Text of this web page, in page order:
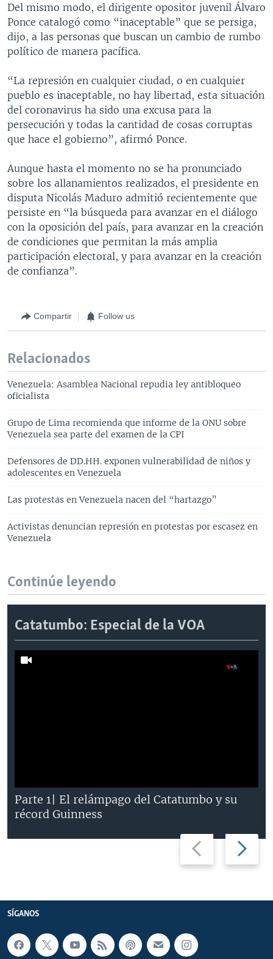
Del mismo modo, el dirigente opositor juvenil Álvaro
Ponce catalogó como “inaceptable” que se persiga,
dijo, a las personas que buscan un cambio de rumbo
político de manera pacífica.
“La represión en cualquier ciudad, o en cualquier
pueblo es inaceptable, no hay libertad, esta situación
del coronavirus ha sido una excusa para la
persecución y todas la cantidad de cosas corruptas
que hace el gobierno”, afirmó Ponce.
Aunque hasta el momento no se ha pronunciado
sobre los allanamientos realizados, el presidente en
disputa Nicolás Maduro admitió recientemente que
persiste en “la búsqueda para avanzar en el diálogo
con la oposición del país, para avanzar en la creación
de condiciones que permitan la más amplia
participación electoral, y para avanzar en la creación
de confianza”.
Compartir Follow us
Relacionados
Venezuela: Asamblea Nacional repudia ley antibloqueo
oficialista
Grupo de Lima recomienda que informe de la ONU sobre
Venezuela sea parte del examen de la CPI
Defensores de DD.HH. exponen vulnerabilidad de niños y
adolescentes en Venezuela
Las protestas en Venezuela nacen del “hartazgo”
Activistas denuncian represión en protestas por escasez en
Venezuela
Continúe leyendo
Catatumbo: Especial de la VOA
Previous
slide
Next
slide
Parte 1| El relámpago del Catatumbo y su
récord Guinness
SÍGANOS